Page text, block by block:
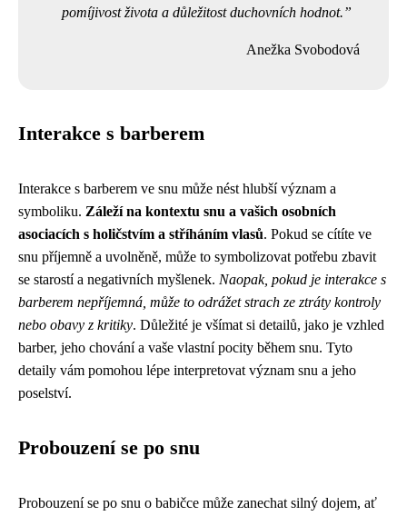
pomíjivost života a důležitost duchovních hodnot.
Anežka Svobodová
Interakce s barberem
Interakce s barberem ve snu může nést hlubší význam a
symboliku. Záleží na kontextu snu a vašich osobních
asociacích s holičstvím a stříháním vlasů. Pokud se cítíte ve
snu příjemně a uvolněně, může to symbolizovat potřebu zbavit
se starostí a negativních myšlenek. Naopak, pokud je interakce s
barberem nepříjemná, může to odrážet strach ze ztráty kontroly
nebo obavy z kritiky. Důležité je všímat si detailů, jako je vzhled
barber, jeho chování a vaše vlastní pocity během snu. Tyto
detaily vám pomohou lépe interpretovat význam snu a jeho
poselství.
Probouzení se po snu
Probouzení se po snu o babičce může zanechat silný dojem, ať